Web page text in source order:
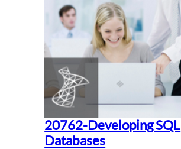
20762-Developing SQL
Databases